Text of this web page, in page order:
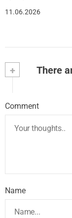
11.06.2026
+ There
Comment
Name